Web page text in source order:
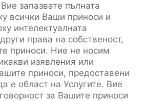
запазвате пълната
всички Ваши приноси и
интелектуалната
права на собственост,
приноси. Ние не носим
изявления или
приноси, предоставени
е област на Услугите. Вие
за Вашите приноси